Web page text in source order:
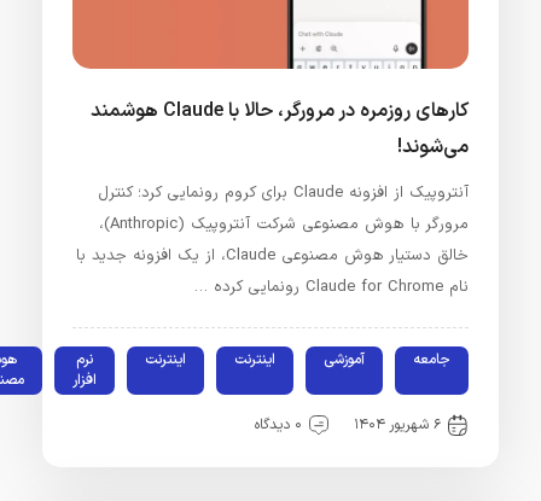
کارهای روزمره در مرورگر، حالا با Claude هوشمند
می‌شوند!
آنتروپیک از افزونه Claude برای کروم رونمایی کرد؛ کنترل
مرورگر با هوش مصنوعی شرکت آنتروپیک (Anthropic)،
خالق دستیار هوش مصنوعی Claude، از یک افزونه جدید با
جامعه آموزشی اینترنت اینترنت
نرم
هوش
مصنوعی